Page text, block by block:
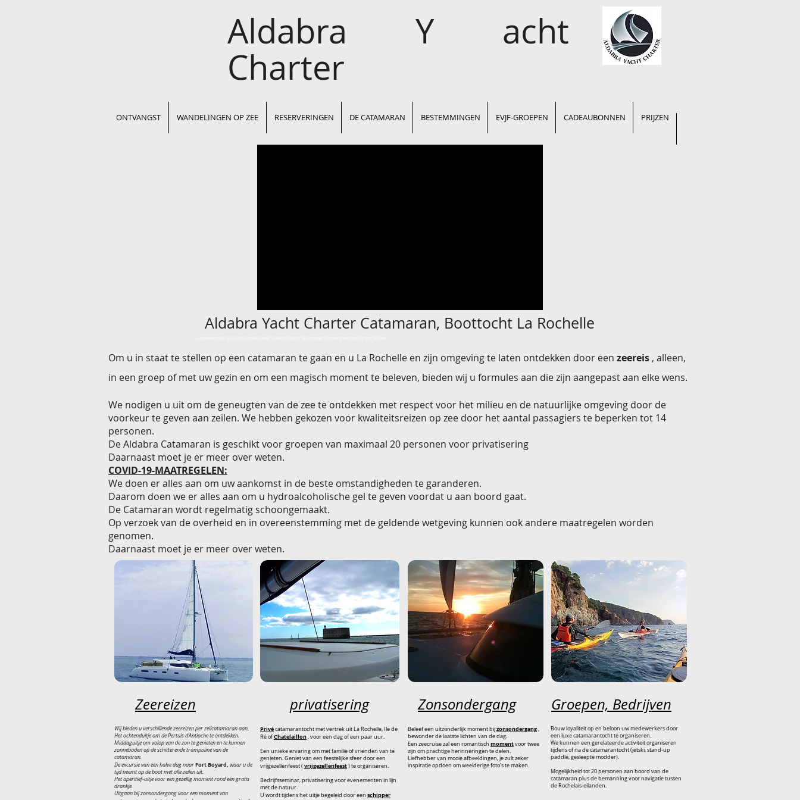
Aldabra Y acht
Charter
ONTVANGST WANDELINGEN OP ZEE RESERVERINGEN DE CATAMARAN BESTEMMINGEN EVJF-GROEPEN CADEAUBONNEN PRIJZEN
Aldabra Yacht Charter Catamaran, Boottocht La Rochelle
Om u in staat te stellen op een catamaran te gaan en u La Rochelle en zijn omgeving te laten ontdekken door een zeereis , alleen,
in een groep of met uw gezin en om een ​​magisch moment te beleven, bieden wij u formules aan die zijn aangepast aan elke wens.
We nodigen u uit om de geneugten van de zee te ontdekken met respect voor het milieu en de natuurlijke omgeving door de
voorkeur te geven aan zeilen. We hebben gekozen voor kwaliteitsreizen op zee door het aantal passagiers te beperken tot 14
personen.
De Aldabra Catamaran is geschikt voor groepen van maximaal 20 personen voor privatisering
Daarnaast moet je er meer over weten.
COVID-19-MAATREGELEN:
We doen er alles aan om uw aankomst in de beste omstandigheden te garanderen.
Daarom doen we er alles aan om u hydroalcoholische gel te geven voordat u aan boord gaat.
De Catamaran wordt regelmatig schoongemaakt.
Op verzoek van de overheid en in overeenstemming met de geldende wetgeving kunnen ook andere maatregelen worden
genomen.
Daarnaast moet je er meer over weten.
Zeereizen
Wij bieden u verschillende zeereizen per zeilcatamaran aan,
Het ochtenduitje om de Pertuis d'Antioche te ontdekken.
Middaguitje om volop van de zon te genieten en te kunnen
zonnebaden op de schitterende trampoline van de
catamaran.
De excursie van een halve dag naarFort Boyard, waar u de
tijd neemt op de boot met alle zeilen uit.
Het aperitief-uitje voor een gezellig moment rond een gratis
drankje.
Uitgaan bij zonsondergang voor een moment van
privatisering
Privécatamarantocht met vertrek uit La Rochelle, Ile de
Ré ofChatelaillon, voor een dag of een paar uur.
Een unieke ervaring om met familie of vrienden van te
genieten. Geniet van een feestelijke sfeer door een
vrijgezellenfeest (vrijgezellenfeest) te organiseren.
Bedrijfsseminar, privatisering voor evenementen in lijn
met de natuur.
U wordt tijdens het uitje begeleid door een schipper
Zonsondergang
Beleef een uitzonderlijk moment bijzonsondergang,
bewonder de laatste lichten van de dag.
Een zeecruise zal een romantisch momentvoor twee
zijn om prachtige herinneringen te delen.
Liefhebber van mooie afbeeldingen, je zult zeker
inspiratie opdoen om weelderige foto's te maken.
Groepen, Bedrijven
Bouw loyaliteit op en beloon uw medewerkers door
een luxe catamarantocht te organiseren.
We kunnen een gerelateerde activiteit organiseren
tijdens of na de catamarantocht (jetski, stand-up
paddle, gesleepte modder).
Mogelijkheid tot 20 personen aan boord van de
catamaran plus de bemanning voor navigatie tussen
de Rochelais-eilanden.